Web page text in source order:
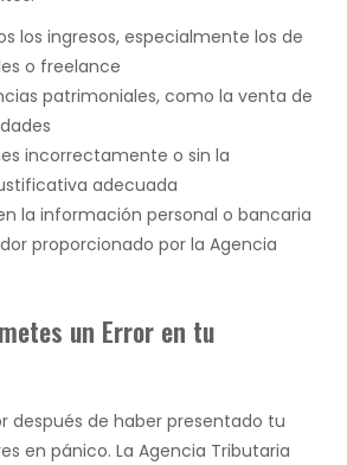
los ingresos, especialmente los de
o freelance
patrimoniales, como la venta de
incorrectamente o sin la
adecuada
la información personal o bancaria
proporcionado por la Agencia
un Error en tu
después de haber presentado tu
en pánico. La Agencia Tributaria